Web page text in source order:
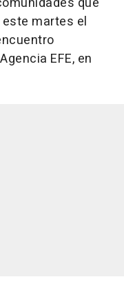
martes el
EFE, en